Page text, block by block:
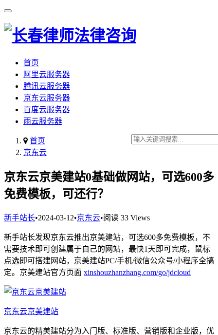
首页
阿里云服务器
腾讯云服务器
京东云服务器
百度云服务器
雨云服务器
首页
京东云
京东云京美建站0基础做网站，可选600多
免费模板，可还行？
新手站长•2024-03-12•京东云•阅读 33 Views
新手站长发现京东云推出京美建站，可选600多免费模板，不
需要技术即可创建属于自己的网站，最快1天即可完成，鼠标
点选即可搭建网站，京美建站PC/手机/微信公众号/小程序全搞
定。京美建站官方页面 xinshouzhanzhang.com/go/jdcloud
京东云京美建站
京东云的精美建站分为入门版、标准版、营销版和企业版，优